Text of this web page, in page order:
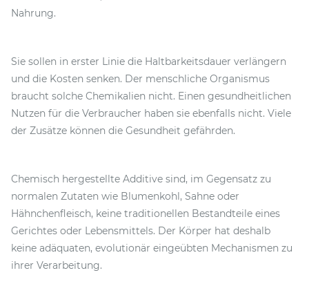
Nahrung.
Sie sollen in erster Linie die Haltbarkeitsdauer verlängern
und die Kosten senken. Der menschliche Organismus
braucht solche Chemikalien nicht. Einen gesundheitlichen
Nutzen für die Verbraucher haben sie ebenfalls nicht. Viele
der Zusätze können die Gesundheit gefährden.
Chemisch hergestellte Additive sind, im Gegensatz zu
normalen Zutaten wie Blumenkohl, Sahne oder
Hähnchenfleisch, keine traditionellen Bestandteile eines
Gerichtes oder Lebensmittels. Der Körper hat deshalb
keine adäquaten, evolutionär eingeübten Mechanismen zu
ihrer Verarbeitung.